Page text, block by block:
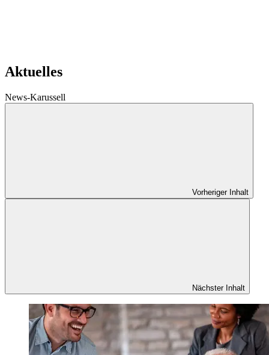
Aktuelles
News-Karussell
Vorheriger Inhalt
Nächster Inhalt